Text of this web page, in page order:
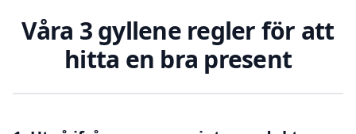
Våra 3 gyllene regler för att
hitta en bra present